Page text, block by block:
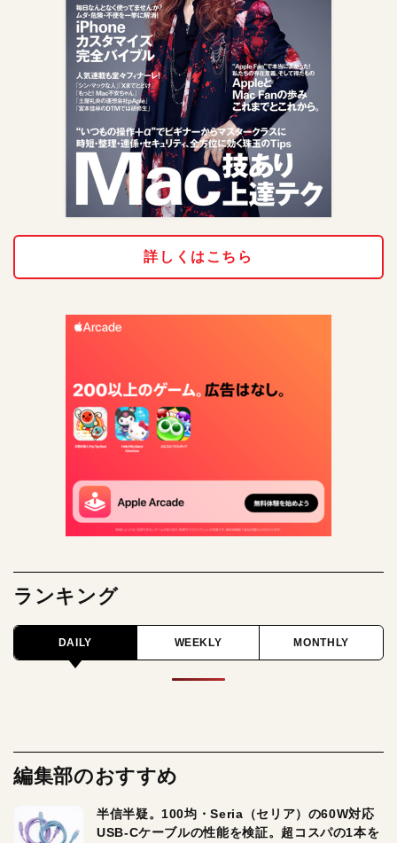
詳しくはこちら
ランキング
DAILY WEEKLY MONTHLY
編集部のおすすめ
半信半疑。100均・Seria（セリア）の60W対応
USB-Cケーブルの性能を検証。超コスパの1本を